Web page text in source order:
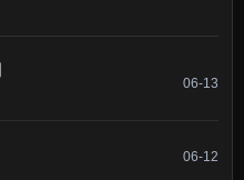
06-13
06-12